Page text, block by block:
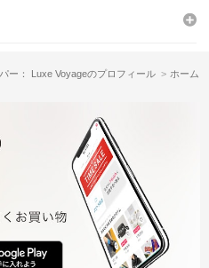
ー： Luxe Voyageのプロフィール ホーム